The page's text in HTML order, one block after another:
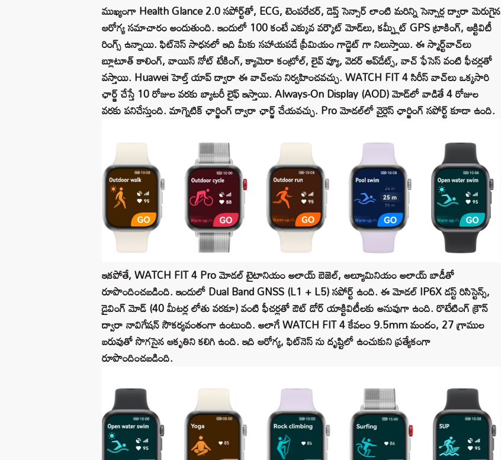
ముఖ్యంగా Health Glance 2.0 సపోర్ట్‌తో, ECG, టెంపరేచర్, డెప్త్ సెన్సార్ లాంటి మరిన్ని సెన్సార్ల ద్వారా మెరుగైన
ఆరోగ్య సమాచారం అందుతుంది. ఇందులో 100 కంటే ఎక్కువ వర్కౌట్ మోడ్‌లు, కమ్ప్లీట్ GPS ట్రాకింగ్, ఆక్టివిటీ
రింగ్స్ ఉన్నాయి. ఫిట్‌నెస్ సాధనలో ఇది మీకు సహాయపడే ప్రీమియం గాడ్జెట్ గా నిలుస్తాయి. ఈ స్మార్ట్‌వాచ్‌లు
బ్లూటూత్ కాలింగ్, వాయిస్ నోట్ టేకింగ్, క్యామెరా కంట్రోల్, లైవ్ వ్యూ, వెదర్ అప్‌డేట్స్, వాచ్ ఫేసెస్ వంటి ఫీచర్లతో
వస్తాయి. Huawei హెల్త్ యాప్ ద్వారా ఈ వాచ్‌లను నిర్వహించవచ్చు. WATCH FIT 4 సిరీస్ వాచ్‌లు ఒక్కసారి
ఛార్జ్ చేస్తే 10 రోజుల వరకు బ్యాటరీ లైఫ్ ఇస్తాయి. Always-On Display (AOD) మోడ్‌లో వాడితే 4 రోజుల
వరకు పనిచేస్తుంది. మాగ్నెటిక్ ఛార్జింగ్ ద్వారా ఛార్జ్ చేయవచ్చు. Pro మోడల్‌లో వైర్లెస్ ఛార్జింగ్ సపోర్ట్ కూడా ఉంది.
ఇకపోతే, WATCH FIT 4 Pro మోడల్ టైటానియం అలాయ్ బెజెల్, అల్యూమినియం అలాయ్ బాడీతో
రూపొందించబడింది. ఇందులో Dual Band GNSS (L1 + L5) సపోర్ట్ ఉంది. ఈ మోడల్ IP6X డస్ట్ రిసిస్టెన్స్,
డైవింగ్ మోడ్ (40 మీటర్ల లోతు వరకూ) వంటి ఫీచర్లతో ఔట్‌ డోర్ యాక్టివిటీలకు అనువుగా ఉంది. రొటేటింగ్ క్రౌన్
ద్వారా నావిగేషన్ సౌకర్యవంతంగా ఉంటుంది. అలాగే WATCH FIT 4 కేవలం 9.5mm మందం, 27 గ్రాముల
బరువుతో సొగసైన ఆకృతిని కలిగి ఉంది. ఇది ఆరోగ్య, ఫిట్‌నెస్‌ ను దృష్టిలో ఉంచుకుని ప్రత్యేకంగా
రూపొందించబడింది.